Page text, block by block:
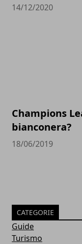
14/12/2020
Champions
bianconera?
18/06/2019
CATEGORIE
Guide
Turismo